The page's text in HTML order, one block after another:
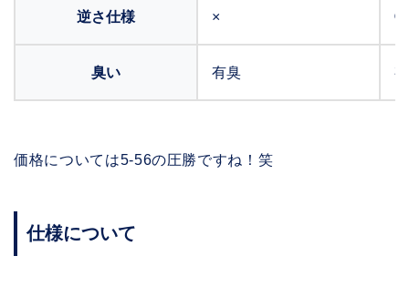
逆さ仕様 × ◯
臭い 有臭
価格については5-56の圧勝ですね！笑
仕様について